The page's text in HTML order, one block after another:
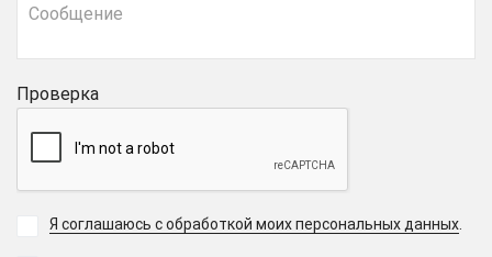
Проверка
Я соглашаюсь с обработкой моих персональных данных.